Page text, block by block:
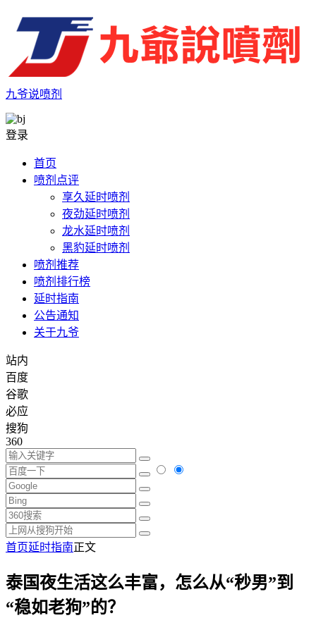
九爷说喷剂
登录
首页
喷剂点评
享久延时喷剂
夜劲延时喷剂
龙水延时喷剂
黑豹延时喷剂
喷剂推荐
喷剂排行榜
延时指南
公告通知
关于九爷
站内
百度
谷歌
必应
搜狗
360
首页延时指南正文
泰国夜生活这么丰富，怎么从“秒男”到
“稳如老狗”的？